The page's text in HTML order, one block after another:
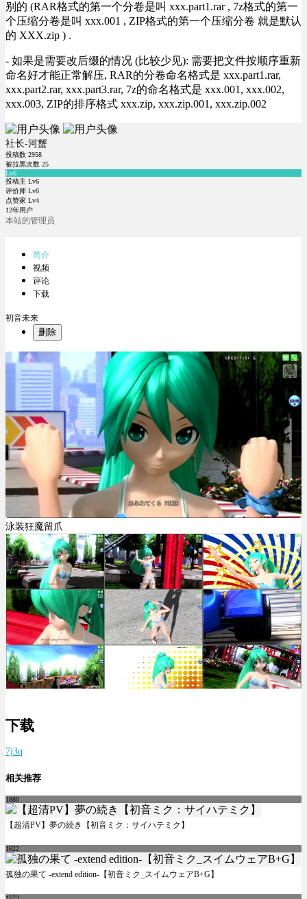
别的 (RAR格式的第一个分卷是叫 xxx.part1.rar , 7z格式的第一
个压缩分卷是叫 xxx.001 , ZIP格式的第一个压缩分卷 就是默认
的 XXX.zip ) .
- 如果是需要改后缀的情况 (比较少见): 需要把文件按顺序重新
命名好才能正常解压, RAR的分卷命名格式是 xxx.part1.rar,
xxx.part2.rar, xxx.part3.rar, 7z的命名格式是 xxx.001, xxx.002,
xxx.003, ZIP的排序格式 xxx.zip, xxx.zip.001, xxx.zip.002
社长-河蟹
投稿数 2958
被拉黑次数 25
Lv6
投稿主 Lv6
评价师 Lv6
点赞家 Lv4
12年用户
本站的管理员
简介
视频
评论
下载
初音未来
删除
泳装狂魔留爪
下载
7j3q
相关推荐
1880
【超清PV】夢の続き【初音ミク：サイハテミク】
1622
孤独の果て -extend edition-【初音ミク_スイムウェアB+G】